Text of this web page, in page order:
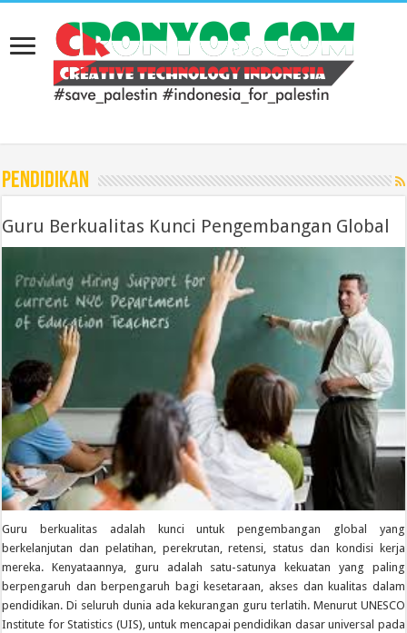
Pendidikan
Guru Berkualitas Kunci Pengembangan Global
Guru berkualitas adalah kunci untuk pengembangan global yang
berkelanjutan dan pelatihan, perekrutan, retensi, status dan kondisi kerja
mereka. Kenyataannya, guru adalah satu-satunya kekuatan yang paling
berpengaruh dan berpengaruh bagi kesetaraan, akses dan kualitas dalam
pendidikan. Di seluruh dunia ada kekurangan guru terlatih. Menurut UNESCO
Institute for Statistics (UIS), untuk mencapai pendidikan dasar universal pada